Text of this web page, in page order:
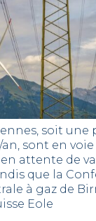
soit une
an, sont en voie
attente de
que la
à gaz de
Eole